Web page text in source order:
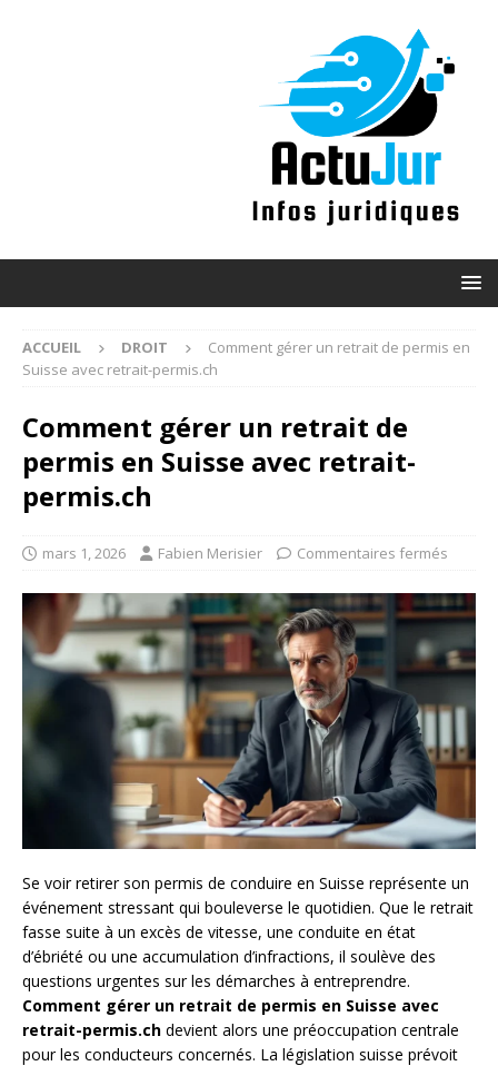
ACCUEIL DROIT
Comment gérer un retrait de permis en
Suisse avec retrait-permis.ch
Comment gérer un retrait de
permis en Suisse avec retrait-
permis.ch
mars 1, 2026 Fabien Merisier Commentaires fermés
Se voir retirer son permis de conduire en Suisse représente un
événement stressant qui bouleverse le quotidien. Que le retrait
fasse suite à un excès de vitesse, une conduite en état
d’ébriété ou une accumulation d’infractions, il soulève des
questions urgentes sur les démarches à entreprendre.
Comment gérer un retrait de permis en Suisse avec
retrait-permis.ch devient alors une préoccupation centrale
pour les conducteurs concernés. La législation suisse prévoit